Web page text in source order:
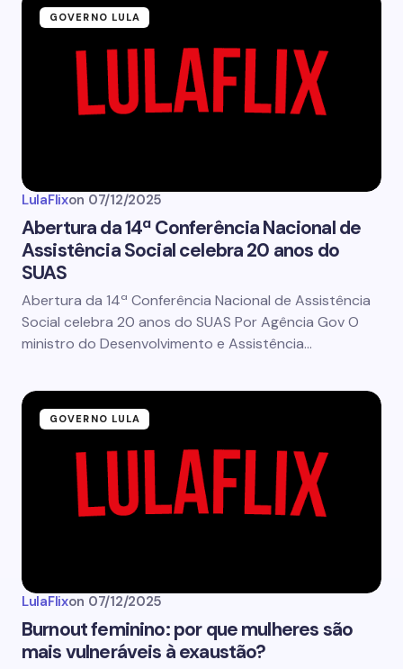
GOVERNO LULA
LulaFlixon 07/12/2025
Abertura da 14ª Conferência Nacional de
Assistência Social celebra 20 anos do
SUAS
Abertura da 14ª Conferência Nacional de Assistência
Social celebra 20 anos do SUAS Por Agência Gov O
ministro do Desenvolvimento e Assistência…
GOVERNO LULA
LulaFlixon 07/12/2025
Burnout feminino: por que mulheres são
mais vulneráveis à exaustão?